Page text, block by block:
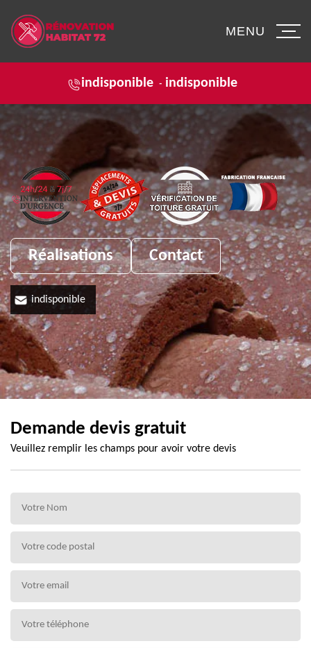
indisponible - indisponible
MENU
Réalisations Contact
indisponible
Demande devis gratuit
Veuillez remplir les champs pour avoir votre devis